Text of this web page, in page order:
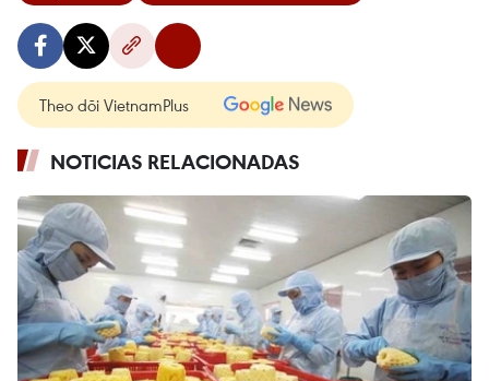
Theo dõi VietnamPlus
NOTICIAS RELACIONADAS